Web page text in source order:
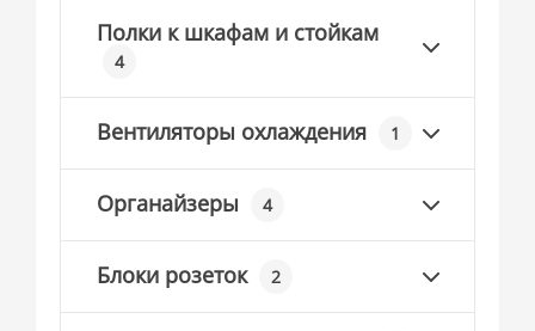
Полки к шкафам и стойкам
4
Вентиляторы охлаждения 1
Органайзеры 4
Блоки розеток 2